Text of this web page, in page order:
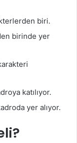
biri.
birinde yer
katılıyor.
yer alıyor.